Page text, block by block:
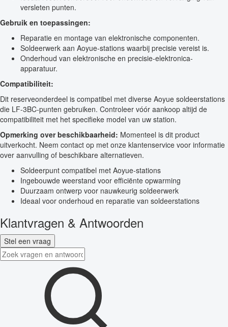
versleten punten.
Gebruik en toepassingen:
Reparatie en montage van elektronische componenten.
Soldeerwerk aan Aoyue-stations waarbij precisie vereist is.
Onderhoud van elektronische en precisie-elektronica-
apparatuur.
Compatibiliteit:
Dit reserveonderdeel is compatibel met diverse Aoyue soldeerstations
die LF-3BC-punten gebruiken. Controleer vóór aankoop altijd de
compatibiliteit met het specifieke model van uw station.
Opmerking over beschikbaarheid: Momenteel is dit product
uitverkocht. Neem contact op met onze klantenservice voor informatie
over aanvulling of beschikbare alternatieven.
Soldeerpunt compatibel met Aoyue-stations
Ingebouwde weerstand voor efficiënte opwarming
Duurzaam ontwerp voor nauwkeurig soldeerwerk
Ideaal voor onderhoud en reparatie van soldeerstations
Klantvragen & Antwoorden
Stel een vraag